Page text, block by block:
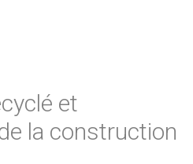
et
la construction